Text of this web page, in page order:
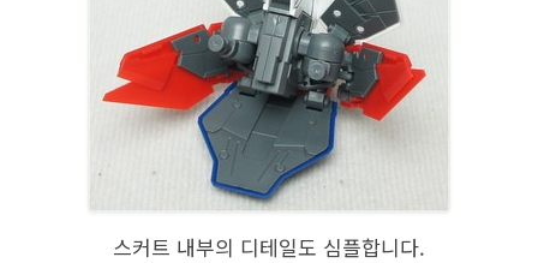
스커트 내부의 디테일도 심플합니다.